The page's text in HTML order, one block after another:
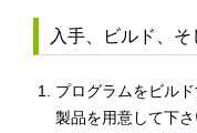
入手、ビルド、そ
プログラムをビル
製品を用意して下